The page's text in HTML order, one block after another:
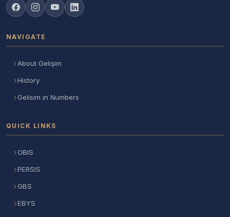
NAVIGATE
About Gelişim
History
Gelisim in Numbers
QUICK LINKS
OBIS
PERSIS
GBS
EBYS